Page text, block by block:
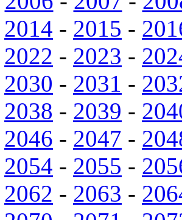
2014 - 2015 -
2022 - 2023 -
2030 - 2031 -
2038 - 2039 -
2046 - 2047 -
2054 - 2055 -
2062 - 2063 -